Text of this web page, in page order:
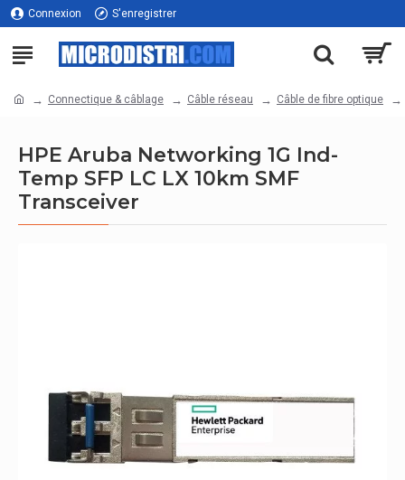
Connexion S'enregistrer
Connectique & câblage Câble réseau Câble de fibre optique
HPE Aruba Networking 1G Ind-
Temp SFP LC LX 10km SMF
Transceiver